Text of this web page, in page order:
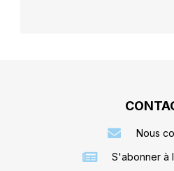
Nous
S'abonner à